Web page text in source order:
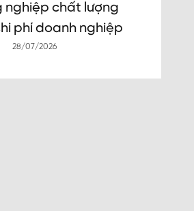
nghiệp chất lượng
phí doanh nghiệp
28/07/2026